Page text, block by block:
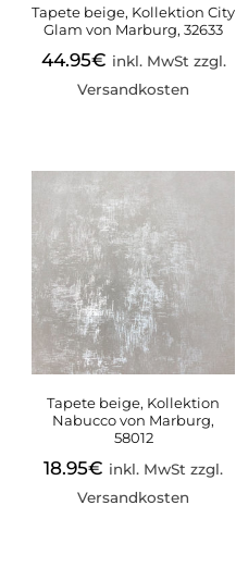
Tapete beige, Kollektion City
Glam von Marburg, 32633
44.95€ inkl. MwSt zzgl.
Versandkosten
Tapete beige, Kollektion
Nabucco von Marburg,
58012
18.95€ inkl. MwSt zzgl.
Versandkosten